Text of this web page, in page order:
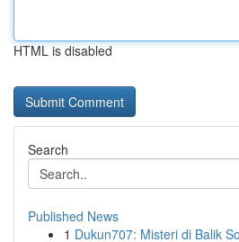
HTML is disabled
Search
Published News
1 Dukun707: Misteri di Balik